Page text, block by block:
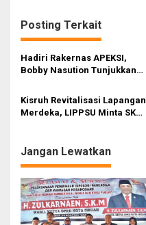
g
a
s
p
o
Posting Terkait
Hadiri Rakernas APEKSI,
Bobby Nasution Tunjukkan
Medan di Eranya
Kisruh Revitalisasi Lapangan
Merdeka, LIPPSU Minta SKPD
Jangan Lewatkan